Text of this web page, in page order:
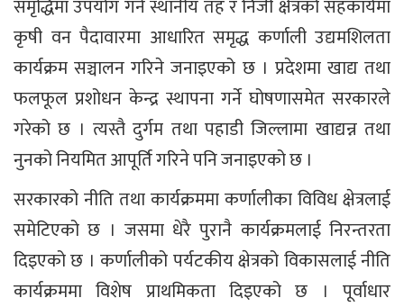
समृद्धिमा उपयोग गर्न स्थानीय तह र निजी क्षेत्रको सहकार्यमा
कृषी वन पैदावारमा आधारित समृद्ध कर्णाली उद्यमशिलता
कार्यक्रम सञ्चालन गरिने जनाइएको छ । प्रदेशमा खाद्य तथा
फलफूल प्रशोधन केन्द्र स्थापना गर्ने घोषणासमेत सरकारले
गरेको छ । त्यस्तै दुर्गम तथा पहाडी जिल्लामा खाद्यन्न तथा
नुनको नियमित आपूर्ति गरिने पनि जनाइएको छ ।
सरकारको नीति तथा कार्यक्रममा कर्णालीका विविध क्षेत्रलाई
समेटिएको छ । जसमा धेरै पुरानै कार्यक्रमलाई निरन्तरता
दिइएको छ । कर्णालीको पर्यटकीय क्षेत्रको विकासलाई नीति
कार्यक्रममा विशेष प्राथमिकता दिइएको छ । पूर्वाधार